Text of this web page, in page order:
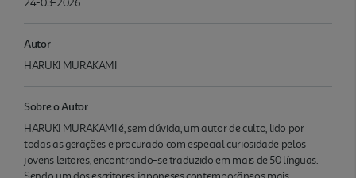
Autor
HARUKI MURAKAMI
Sobre o Autor
HARUKI MURAKAMI é, sem dúvida, um autor de culto, lido por
todas as gerações e procurado com especial curiosidade pelos
jovens leitores, encontrando-se traduzido em mais de 50 línguas.